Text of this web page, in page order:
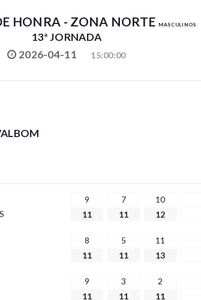
HONRA - ZONA NORTE MASCULINOS
13ª JORNADA
2026-04-11
15:00:00
9 7
10
11 11 12
8 5
11
11 11 13
9 3
2
11 11 11